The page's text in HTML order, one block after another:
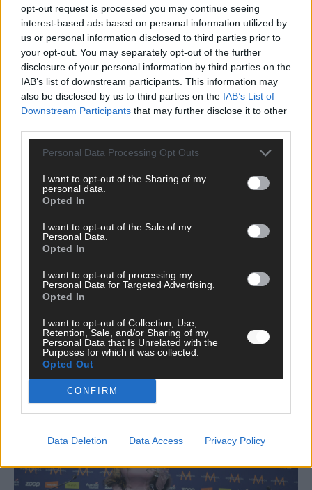
opt-out request is processed you may continue seeing
interest-based ads based on personal information utilized by
us or personal information disclosed to third parties prior to
your opt-out. You may separately opt-out of the further
disclosure of your personal information by third parties on the
IAB’s list of downstream participants. This information may
also be disclosed by us to third parties on the IAB’s List of
Downstream Participants that may further disclose it to other
Personal Data Processing Opt Outs
I want to opt-out of the Sharing of my
personal data.
Opted In
I want to opt-out of the Sale of my
Personal Data.
Opted In
I want to opt-out of processing my
Personal Data for Targeted Advertising.
Opted In
I want to opt-out of Collection, Use,
Retention, Sale, and/or Sharing of my
Personal Data that Is Unrelated with the
Purposes for which it was collected.
Opted Out
CONFIRM
Data Deletion Data Access Privacy Policy
Benachrichtige mich über neue Beiträge via E-Mail.
JETZT ANGESAGT
Neue Themenwelt, neues Café, neue
Westernstadt: Der Europa-Park 2026 setzt auf
viele Highlights
Juni 2026
KOMMENTAR